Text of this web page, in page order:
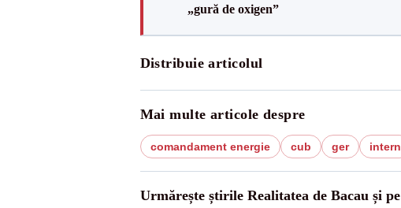
„gură de oxigen”
Distribuie articolul
Mai multe articole despre
comandament energie cub ger intern
Urmărește știrile Realitatea de Bacau și pe